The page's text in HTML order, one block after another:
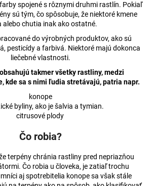
spojené s rôznymi druhmi rastlín. Pokiaľ
sú tým, čo spôsobuje, že niektoré kmene
alebo chutia inak ako ostatné.
do výrobných produktov, ako sú
pesticídy a farbivá. Niektoré majú dokonca
liečebné vlastnosti.
takmer všetky rastliny, medzi
kde sa s nimi ľudia stretávajú, patria napr.
konope
byliny, ako je šalvia a tymian.
citrusové plody
Čo robia?
terpény chránia rastliny pred nepriazňou
Čo robia u človeka, je zatiaľ trochu
aj spotrebitelia konope sa však stále